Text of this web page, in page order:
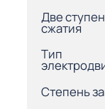
Две
сжатия
Тип
Степень